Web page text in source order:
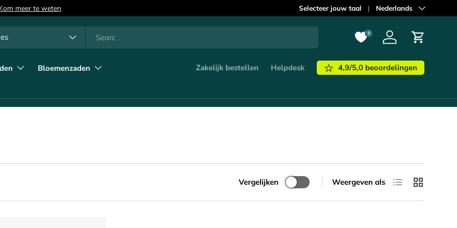
Voor 21:00 uurbesteld, vandaag verzonden!
Selecteer jouw taal Taal
Nederlands
0
Inloggen
Bloemenzaden
Zakelijk bestellen Helpdesk 4,9/5,0 beoordelingen
Vergelijken Weergeven als Lijst Raster